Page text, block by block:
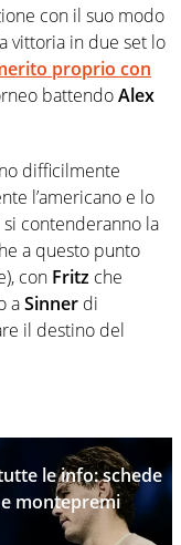
con il suo modo
vittoria in due set lo
proprio con
battendoAlex
difficilmente
l’americano e lo
contenderanno la
a questo punto
con Fritz che
aSinner di
il destino del
le info: schede
montepremi